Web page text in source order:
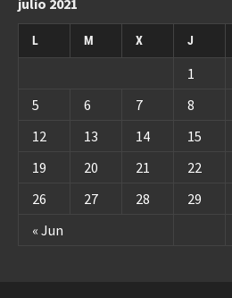
L M X J
« Jun
1
5
6 7 8
12
13 14 15
19
20 21 22
26
27 28 29